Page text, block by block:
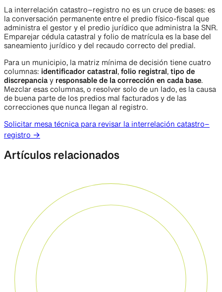
La interrelación catastro–registro no es un cruce de bases: es
la conversación permanente entre el predio físico-fiscal que
administra el gestor y el predio jurídico que administra la SNR.
Emparejar cédula catastral y folio de matrícula es la base del
saneamiento jurídico y del recaudo correcto del predial.
Para un municipio, la matriz mínima de decisión tiene cuatro
columnas: identificador catastral, folio registral, tipo de
discrepancia y responsable de la corrección en cada base.
Mezclar esas columnas, o resolver solo de un lado, es la causa
de buena parte de los predios mal facturados y de las
correcciones que nunca llegan al registro.
Solicitar mesa técnica para revisar la interrelación catastro–
registro →
Artículos relacionados